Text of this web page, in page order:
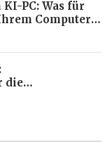
PC: Was für
Computer
die